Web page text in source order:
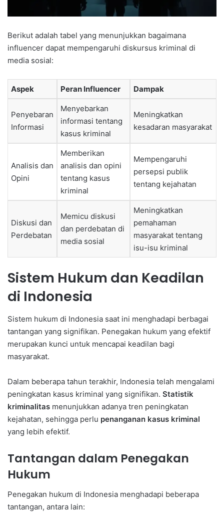
Berikut adalah tabel yang menunjukkan bagaimana
influencer dapat mempengaruhi diskursus kriminal di
media sosial:
Aspek Peran Influencer Dampak
Penyebaran
Informasi
Menyebarkan
informasi tentang
kasus kriminal
Meningkatkan
kesadaran masyarakat
Analisis dan
Opini
Memberikan
analisis dan opini
tentang kasus
kriminal
Mempengaruhi
persepsi publik
tentang kejahatan
Diskusi dan
Perdebatan
Memicu diskusi
dan perdebatan di
media sosial
Meningkatkan
pemahaman
masyarakat tentang
isu-isu kriminal
Sistem Hukum dan Keadilan
di Indonesia
Sistem hukum di Indonesia saat ini menghadapi berbagai
tantangan yang signifikan. Penegakan hukum yang efektif
merupakan kunci untuk mencapai keadilan bagi
masyarakat.
Dalam beberapa tahun terakhir, Indonesia telah mengalami
peningkatan kasus kriminal yang signifikan. Statistik
kriminalitas menunjukkan adanya tren peningkatan
kejahatan, sehingga perlu penanganan kasus kriminal
yang lebih efektif.
Tantangan dalam Penegakan
Hukum
Penegakan hukum di Indonesia menghadapi beberapa
tantangan, antara lain: